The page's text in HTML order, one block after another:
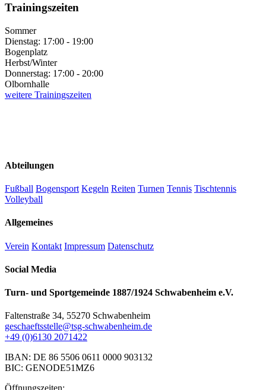
Trainingszeiten
Sommer
Dienstag: 17:00 - 19:00
Bogenplatz
Herbst/Winter
Donnerstag: 17:00 - 20:00
Olbornhalle
weitere Trainingszeiten
Abteilungen
Fußball Bogensport Kegeln Reiten Turnen Tennis Tischtennis
Volleyball
Allgemeines
Verein Kontakt Impressum Datenschutz
Social Media
Turn- und Sportgemeinde 1887/1924 Schwabenheim e.V.
Faltenstraße 34, 55270 Schwabenheim
geschaeftsstelle@tsg-schwabenheim.de
+49 (0)6130 2071422
IBAN: DE 86 5506 0611 0000 903132
BIC: GENODE51MZ6